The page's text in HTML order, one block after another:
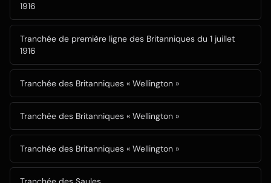
1916
Tranchée de première ligne des Britanniques du 1 juillet
1916
Tranchée des Britanniques « Wellington »
Tranchée des Britanniques « Wellington »
Tranchée des Britanniques « Wellington »